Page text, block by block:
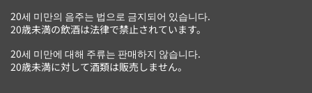
20세 미만의 음주는 법으로 금지되어 있습니다.
20歳未満の飲酒は法律で禁止されています。
20세 미만에 대해 주류는 판매하지 않습니다.
20歳未満に対して酒類は販売しません。